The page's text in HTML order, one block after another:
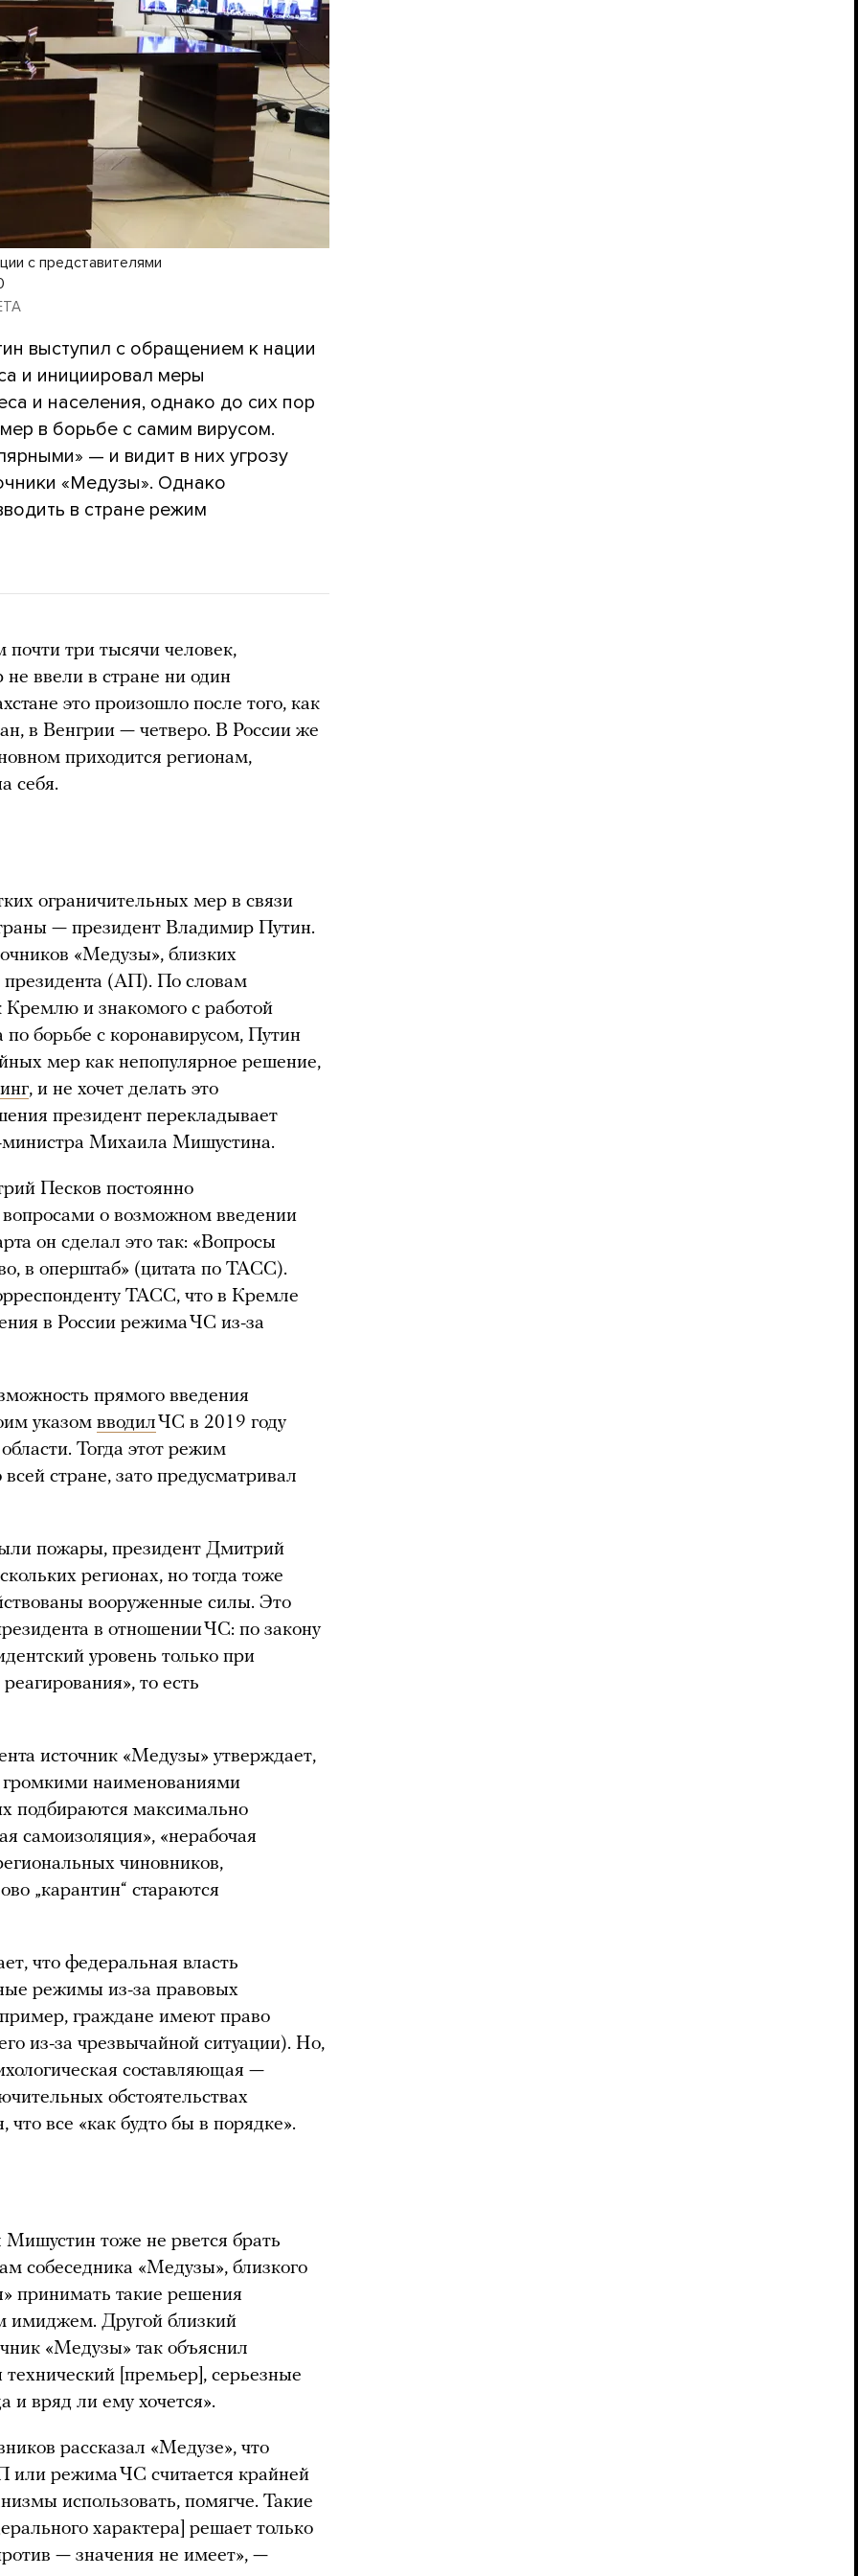
с представителями
выступил с обращением к нации
и инициировал меры
и населения, однако до сих пор
в борьбе с самим вирусом.
— и видит в них угрозу
«Медузы». Однако
в стране режим
три тысячи человек,
ввели в стране ни один
это произошло после того, как
в Венгрии — четверо. В России же
приходится регионам,
себя.
ограничительных мер в связи
— президент Владимир Путин.
«Медузы», близких
президента (АП). По словам
Кремлю и знакомого с работой
борьбе с коронавирусом, Путин
мер как непопулярное решение,
, и не хочет делать это
президент перекладывает
министра Михаила Мишустина.
Песков постоянно
о возможном введении
он сделал это так: «Вопросы
в оперштаб» (цитата по ТАСС).
ТАСС, что в Кремле
в России режима ЧС из-за
прямого введения
указом вводил ЧС в 2019 году
Тогда этот режим
стране, зато предусматривал
пожары, президент Дмитрий
регионах, но тогда тоже
вооруженные силы. Это
в отношении ЧС: по закону
уровень только при
то есть
источник «Медузы» утверждает,
громкими наименованиями
подбираются максимально
самоизоляция», «нерабочая
чиновников,
„карантин“ стараются
что федеральная власть
режимы из-за правовых
граждане имеют право
из-за чрезвычайной ситуации). Но,
составляющая —
обстоятельствах
все «как будто бы в порядке».
тоже не рвется брать
собеседника «Медузы», близкого
принимать такие решения
имиджем. Другой близкий
«Медузы» так объяснил
[премьер], серьезные
и вряд ли ему хочется».
рассказал «Медузе», что
или режима ЧС считается крайней
использовать, помягче. Такие
характера] решает только
— значения не имеет», —